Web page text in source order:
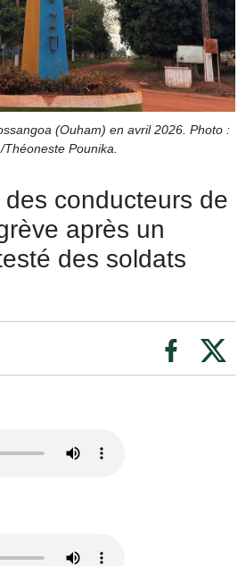
(Ouham) en avril 2026. Photo :
Théoneste Pounika.
conducteurs de
après un
des soldats